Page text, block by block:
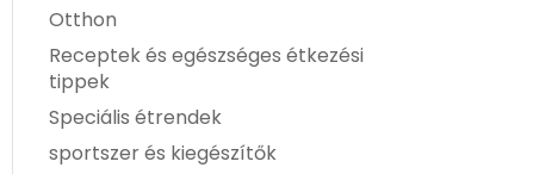
Otthon
Receptek és egészséges étkezési
tippek
Speciális étrendek
sportszer és kiegészítők